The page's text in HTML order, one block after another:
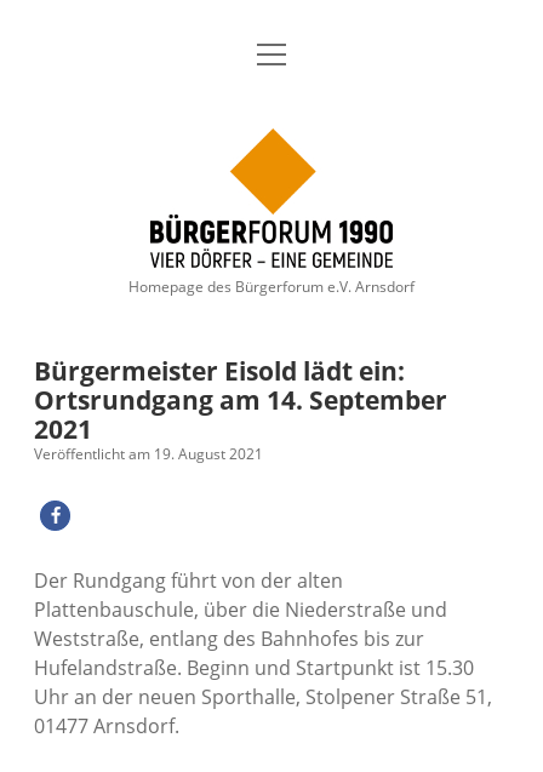
Aktuelles
Geschichte
Mitglieder-Anmeldung
Satzung
Themen Dropdown-
Thema: Arnsdorfer Dorfgespräche
Gewerbegebiet Arnsdorf/ Radeberg 2023
Termine
Wahlen Dropdown-
Landkreis Bautzen Landratswahl 2022
Bürgermeisterwahl 2020 – Wahlziele
Impressum
Datenschutzerklärung
Menü
Bürgerforum
Homepage des Bürgerforum e.V. Arnsdorf
Bürgermeister Eisold lädt ein:
Ortsrundgang am 14. September
2021
Veröffentlicht am 19. August 2021
Der Rundgang führt von der alten
Plattenbauschule, über die Niederstraße und
Weststraße, entlang des Bahnhofes bis zur
Hufelandstraße. Beginn und Startpunkt ist 15.30
Uhr an der neuen Sporthalle, Stolpener Straße 51,
01477 Arnsdorf.